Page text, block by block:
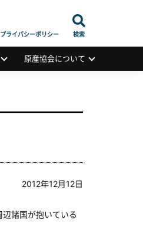
プライバシーポリシー 検索
原産協会について
2012年12月12日
諸国が抱いている